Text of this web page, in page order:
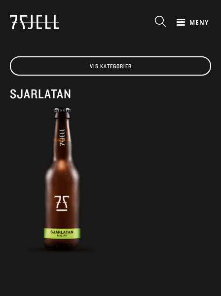
MENY
VIS KATEGORIER
SJARLATAN